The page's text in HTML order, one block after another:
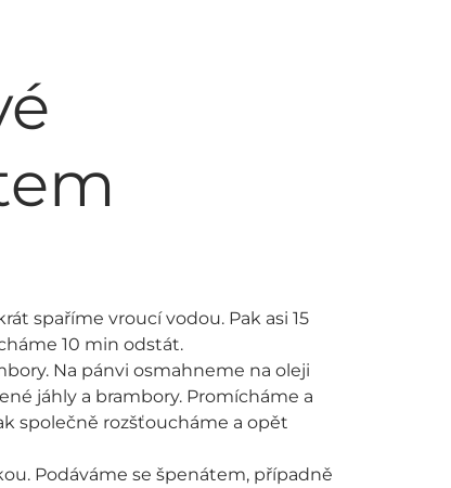
spaříme vroucí vodou. Pak asi 15
10 min odstát.
Na pánvi osmahneme na oleji
jáhly a brambory. Promícháme a
společně rozšťoucháme a opět
Podáváme se špenátem, případně